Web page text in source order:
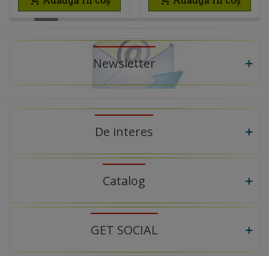
PENTRU MOBILIER
BUCĂTĂRIE,
SEPARARE
SELECTIVĂ
Newsletter
De interes
Catalog
GET SOCIAL